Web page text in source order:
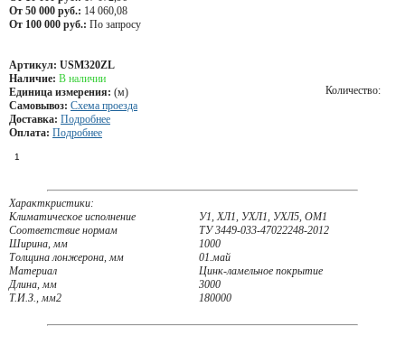
От 50 000 руб.: 14 060,08
От 100 000 руб.: По запросу
Артикул: USM320ZL
Наличие: В наличии
Единица измерения: (м)
Самовывоз: Схема проезда
Доставка: Подробнее
Оплата: Подробнее
Количество:
Характкристики:
Климатическое исполнение
У1, ХЛ1, УХЛ1, УХЛ5, ОМ1
Соответствие нормам
ТУ 3449-033-47022248-2012
Ширина, мм
1000
Толщина лонжерона, мм
01.май
Материал
Цинк-ламельное покрытие
Длина, мм
3000
Т.И.З., мм2
180000